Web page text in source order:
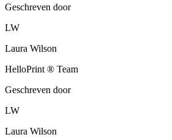
Geschreven door
LW
Laura Wilson
HelloPrint ® Team
Geschreven door
LW
Laura Wilson